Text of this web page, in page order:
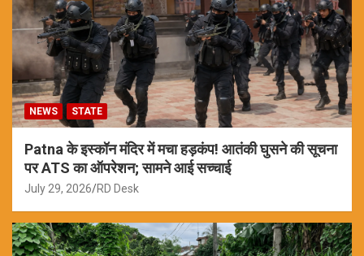
NEWS STATE
Patna के इस्कॉन मंदिर में मचा हड़कंप! आतंकी घुसने की सूचना
पर ATS का ऑपरेशन; सामने आई सच्चाई
July 29, 2026 RD Desk